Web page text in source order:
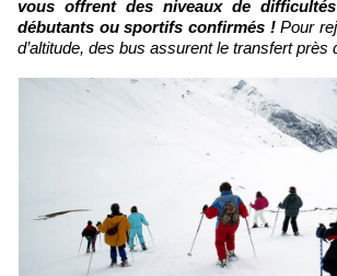
vous offrent des niveaux de
débutants ou sportifs confirmés ! Pour
d’altitude, des bus assurent le transfert près